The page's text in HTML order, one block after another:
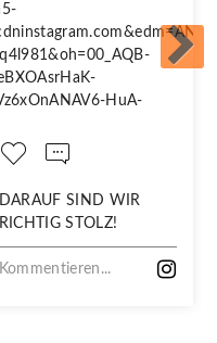
DARAUF SIND WIR
RICHTIG STOLZ!
Kommentieren...